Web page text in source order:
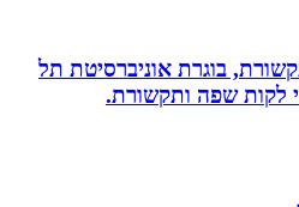
בוגרת אוניברסיטת תל
שפה ותקשורת.